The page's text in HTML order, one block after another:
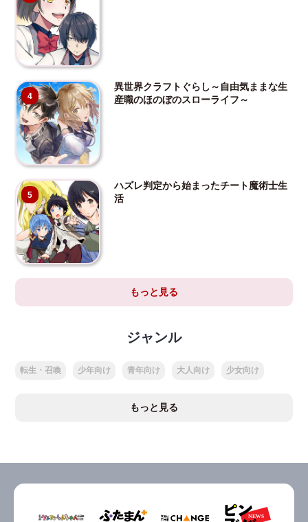
4
異世界クラフトぐらし～自由気ままな生
産職のほのぼのスローライフ～
5
ハズレ判定から始まったチート魔術士生
活
もっと見る
ジャンル
転生・召喚 少年向け 青年向け 大人向け 少女向け
もっと見る